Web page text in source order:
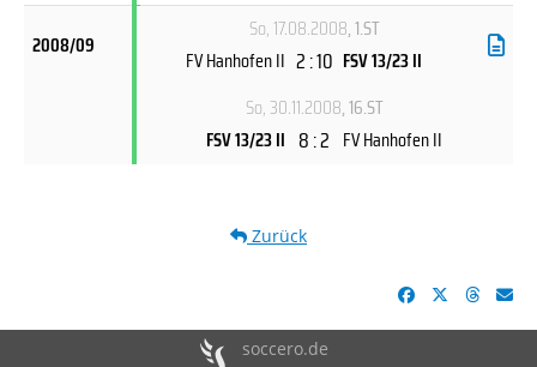
2008/09
So, 17.08.2008, 1.ST
FV Hanhofen II 2 : 10 FSV 13/23 II
So, 30.11.2008, 16.ST
FSV 13/23 II 8 : 2 FV Hanhofen II
Zurück
soccero.de